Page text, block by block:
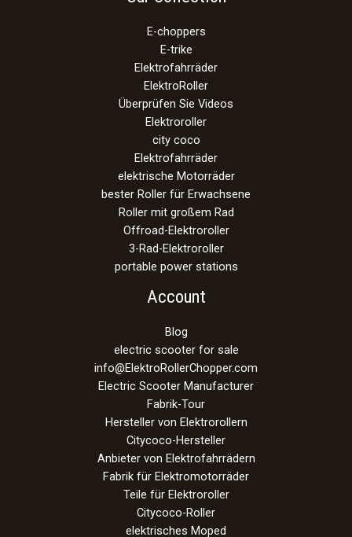
E-choppers
E-trike
Elektrofahrräder
ElektroRoller
Überprüfen Sie Videos
Elektroroller
city coco
Elektrofahrräder
elektrische Motorräder
bester Roller für Erwachsene
Roller mit großem Rad
Offroad-Elektroroller
3-Rad-Elektroroller
portable power stations
Account
Blog
electric scooter for sale
info@ElektroRollerChopper.com
Electric Scooter Manufacturer
Fabrik-Tour
Hersteller von Elektrorollern
Citycoco-Hersteller
Anbieter von Elektrofahrrädern
Fabrik für Elektromotorräder
Teile für Elektroroller
Citycoco-Roller
elektrisches Moped